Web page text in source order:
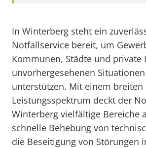
In Winterberg steht ein
Notfallservice bereit, um
Kommunen, Städte und private
unvorhergesehenen
unterstützen. Mit einem breiten
Leistungsspektrum deckt der
Winterberg vielfältige Bereiche
schnelle Behebung von
die Beseitigung von Störungen